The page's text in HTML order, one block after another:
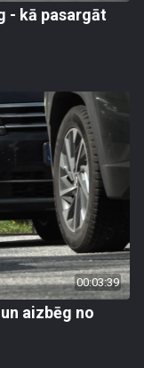
- kā pasargāt
00:03:39
aizbēg no